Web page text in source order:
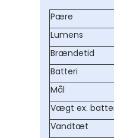
Pære
Lumens
Brændetid
Batteri
Mål
Vægt ex.
Vandtæt